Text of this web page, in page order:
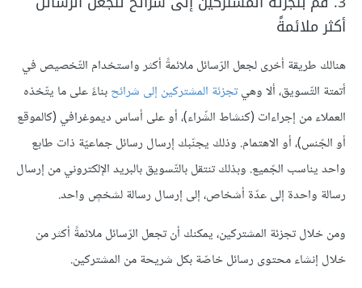
أكثر ملائمةً
هنالك طريقة أخرى لجعل الرّسائل ملائمةً أكثر واستخدام التّخصيص في
أتمتة التّسويق، ألا وهيتجزئة المشتركين إلى شرائحبناءً على ما يتّخذه
العملاء من إجراءات (كنشاط الشّراء)، أو على أساس ديموغرافي (كالموقع
أو الجّنس)، أو الاهتمام. وذلك يجنّبك إرسال رسائل جماعيّة ذات طابع
واحد يناسب الجّميع. وبذلك تنتقل بالتّسويق بالبريد الإلكتروني من إرسال
رسالة واحدة إلى عدّة أشخاص، إلى إرسال رسالة لشخصٍ واحد.
ومن خلال تجزئة المشتركين، يمكنك أن تجعل الرّسائل ملائمةً أكثر من
خلال إنشاء محتوى رسائل خاصّة بكل شريحة من المشتركين.